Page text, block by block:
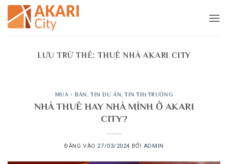
Bỏ
qua
nội
LƯU TRỮ THẺ:THUÊ NHÀ AKARI CITY
MUA - BÁN ,TIN DỰ ÁN,TIN THỊ TRƯỜNG
NHÀ THUÊ HAY NHÀ MÌNH Ở AKARI
CITY?
ĐĂNG VÀO 27/03/2024 BỞI ADMIN